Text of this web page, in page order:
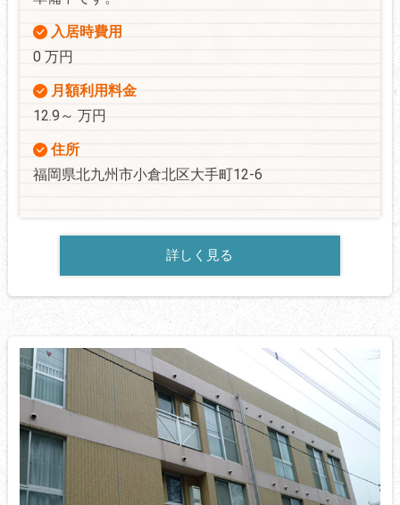
入居時費用
0 万円
月額利用料金
12.9～ 万円
住所
福岡県北九州市小倉北区大手町12-6
詳しく見る